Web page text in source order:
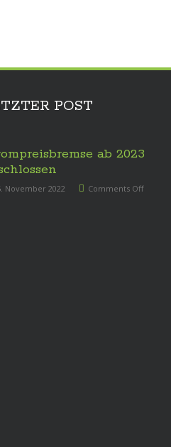
POST
ab 2023
November 2022 Comments Off